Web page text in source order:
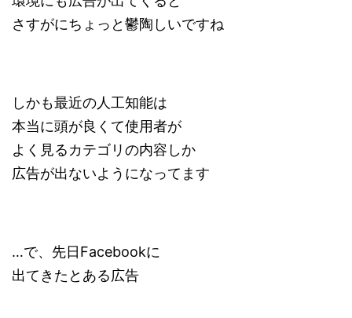
さすがにちょっと鬱陶しいですね
しかも最近の人工知能は
本当に頭が良くて使用者が
よく見るカテゴリの内容しか
広告が出ないようになってます
…で、先日Facebookに
出てきたとある広告